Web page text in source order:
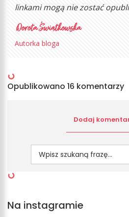
linkami mogą nie zostać
Autorka bloga
Opublikowano 16 komentarzy
Dodaj
Na instagramie